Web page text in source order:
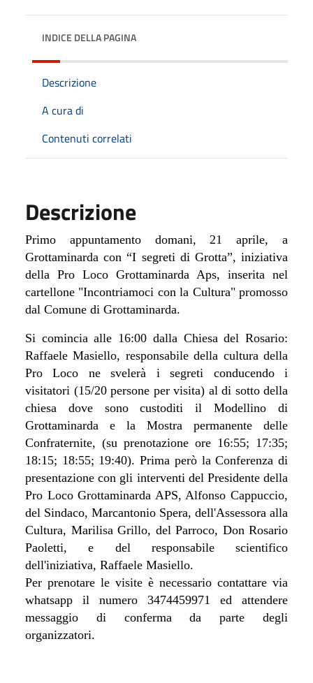
INDICE DELLA PAGINA
Descrizione
A cura di
Contenuti correlati
Descrizione
Primo appuntamento domani, 21 aprile, a
Grottaminarda con “I segreti di Grotta”, iniziativa
della Pro Loco Grottaminarda Aps, inserita nel
cartellone "Incontriamoci con la Cultura" promosso
dal Comune di Grottaminarda.
Si comincia alle 16:00 dalla Chiesa del Rosario:
Raffaele Masiello, responsabile della cultura della
Pro Loco ne svelerà i segreti conducendo i
visitatori (15/20 persone per visita) al di sotto della
chiesa dove sono custoditi il Modellino di
Grottaminarda e la Mostra permanente delle
Confraternite, (su prenotazione ore 16:55; 17:35;
18:15; 18:55; 19:40). Prima però la Conferenza di
presentazione con gli interventi del Presidente della
Pro Loco Grottaminarda APS, Alfonso Cappuccio,
del Sindaco, Marcantonio Spera, dell'Assessora alla
Cultura, Marilisa Grillo, del Parroco, Don Rosario
Paoletti, e del responsabile scientifico
dell'iniziativa, Raffaele Masiello.
Per prenotare le visite è necessario contattare via
whatsapp il numero 3474459971 ed attendere
messaggio di conferma da parte degli
organizzatori.